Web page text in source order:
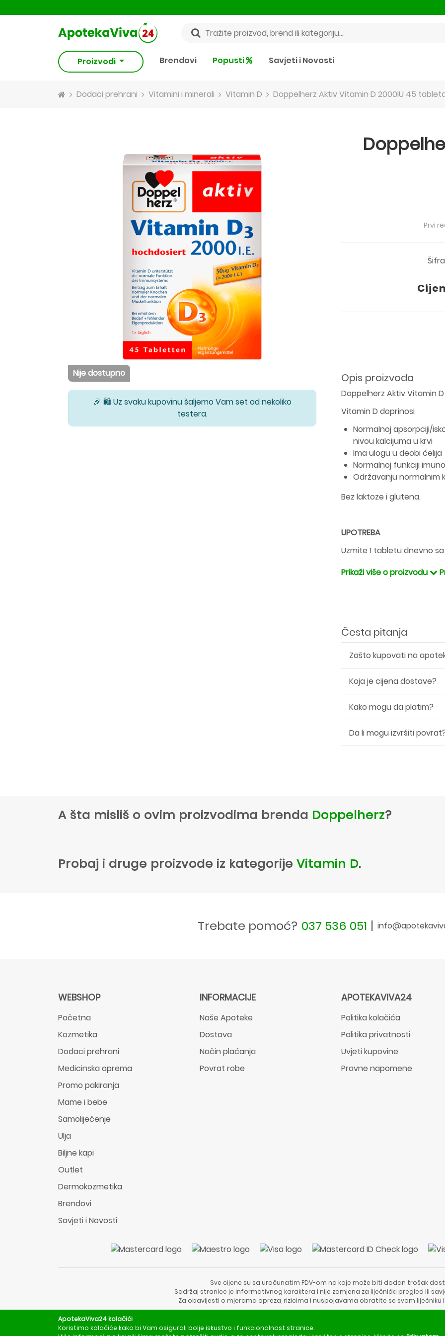
Proizvodi Brendovi Popusti Savjeti i Novosti
Dodaci prehrani Vitamini i minerali Vitamin D Doppelherz Aktiv Vitamin D 2000IU 45
Nije dostupno
🎉 🛍️ Uz svaku kupovinu šaljemo Vam set od nekoliko
testera.
Prvi
Opis proizvoda
Doppelherz Aktiv Vitamin
Vitamin D doprinosi
Normalnoj apsorpciji/
nivou kalcijuma u krvi
Ima ulogu u deobi ćelija
Normalnoj funkciji
Održavanju normalnim
Bez laktoze i glutena.
UPOTREBA
Uzmite 1 tabletu dnevno
Prikaži više o proizvodu
Česta pitanja
Zašto kupovati na
Koja je cijena dostave?
Kako mogu da platim?
Da li mogu izvršiti
A šta misliš o ovim proizvodima brenda Doppelherz?
Probaj i druge proizvode iz kategorije Vitamin D.
Trebate pomoć? 037 536 051 |
WEBSHOP
Početna
Kozmetika
Dodaci prehrani
Medicinska oprema
Promo pakiranja
Mame i bebe
Samoliječenje
Ulja
Biljne kapi
Outlet
Dermokozmetika
Brendovi
Savjeti i Novosti
INFORMACIJE
Naše Apoteke
Dostava
Način plaćanja
Povrat robe
APOTEKAVIVA24
Politika kolačića
Politika privatnosti
Uvjeti kupovine
Pravne napomene
Sve cijene su sa uračunatim PDV-om na koje može biti dodan trošak
Sadržaj stranice je informativnog karaktera i nije zamjena za liječnički pregled ili
Za obavijesti o mjerama opreza, rizicima i nuspojavama obratite se svom liječniku
ApotekaViva24 kolačići
Koristimo kolačiće kako bi Vam osigurali bolje iskustvo i funkcionalnost stranice.